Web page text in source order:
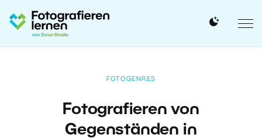
FOTOGENRES
Fotografieren von
Gegenständen in